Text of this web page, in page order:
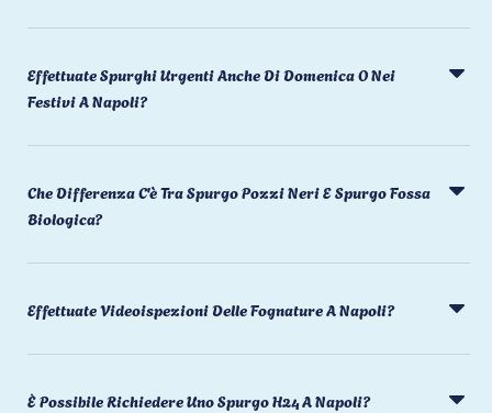
Effettuate Spurghi Urgenti Anche Di Domenica O Nei
Festivi A Napoli?
Che Differenza C'è Tra Spurgo Pozzi Neri E Spurgo Fossa
Biologica?
Effettuate Videoispezioni Delle Fognature A Napoli?
È Possibile Richiedere Uno Spurgo H24 A Napoli?